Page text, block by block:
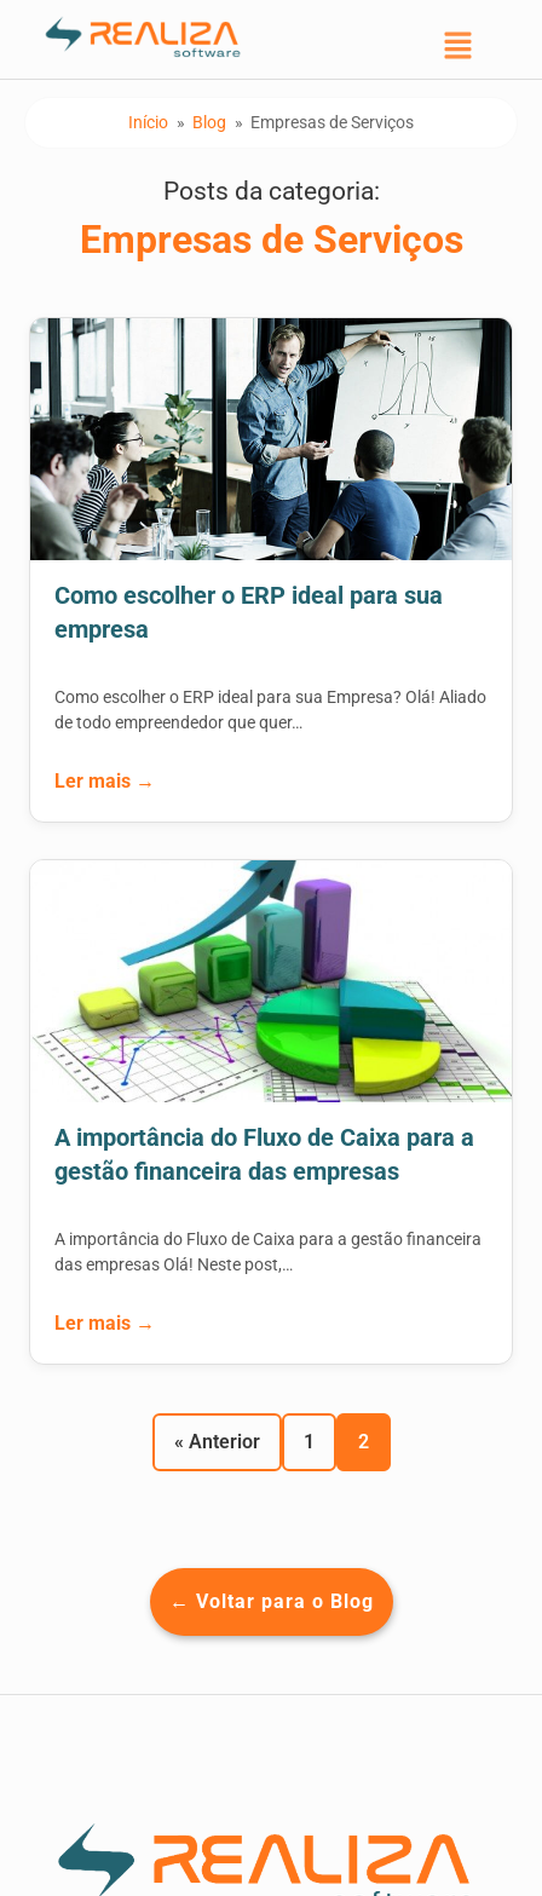
Início » Blog » Empresas de Serviços
Posts da categoria:
Empresas de Serviços
Como escolher o ERP ideal para sua
empresa
Como escolher o ERP ideal para sua Empresa? Olá! Aliado
de todo empreendedor que quer…
Ler mais →
A importância do Fluxo de Caixa para a
gestão financeira das empresas
A importância do Fluxo de Caixa para a gestão financeira
das empresas Olá! Neste post,…
Ler mais →
« Anterior 1 2
← Voltar para o Blog